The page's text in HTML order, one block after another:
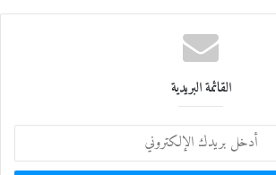
القائمة البريدية